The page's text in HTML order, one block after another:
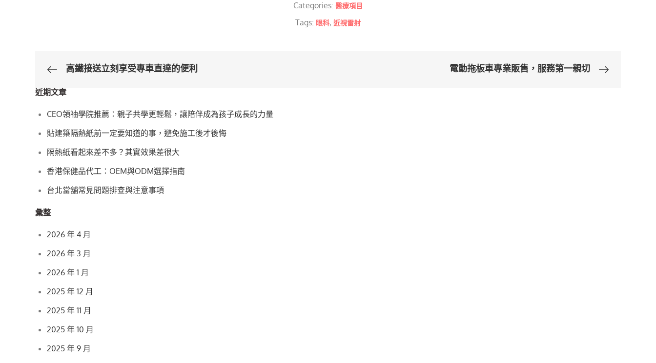
Categories: 醫療項目
Tags: 眼科, 近視雷射
文
章
導
覽
高鐵接送立刻享受專車直達的便利 電動拖板車專業販售，服務第一親切
近期文章
CEO領袖學院推薦：親子共學更輕鬆，讓陪伴成為孩子成長的力量
貼建築隔熱紙前一定要知道的事，避免施工後才後悔
隔熱紙看起來差不多？其實效果差很大
香港保健品代工：OEM與ODM選擇指南
台北當舖常見問題排查與注意事項
彙整
2026 年 4 月
2026 年 3 月
2026 年 1 月
2025 年 12 月
2025 年 11 月
2025 年 10 月
2025 年 9 月